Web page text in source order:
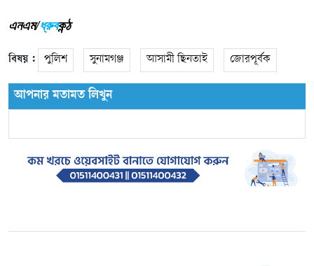
এনএম/ধ্রুবকন্ঠ
বিষয় : পুলিশ সুনামগঞ্জ আসামী ছিনতাই জোরপূর্বক
আপনার মতামত লিখুন